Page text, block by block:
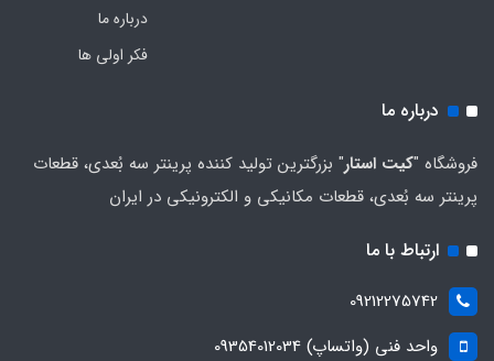
درباره ما
فکر اولی ها
درباره ما
فروشگاه "کیت استار" بزرگترین تولید کننده پرینتر سه بُعدی، قطعات
پرینتر سه بُعدی، قطعات مکانیکی و الکترونیکی در ایران
ارتباط با ما
09212275742
واحد فنی (واتساپ) 09354012034